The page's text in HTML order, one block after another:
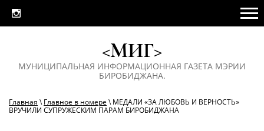
<МИГ>
МУНИЦИПАЛЬНАЯ ИНФОРМАЦИОННАЯ ГАЗЕТА МЭРИИ
БИРОБИДЖАНА.
Главная \Главное в номере \ МЕДАЛИ «ЗА ЛЮБОВЬ И ВЕРНОСТЬ»
ВРУЧИЛИ СУПРУЖЕСКИМ ПАРАМ БИРОБИДЖАНА